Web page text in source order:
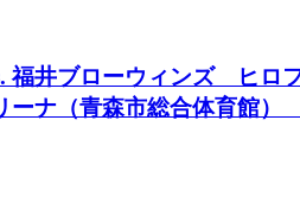
井ブローウィンズ ヒロ
ナ（青森市総合体育館